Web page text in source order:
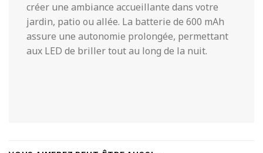
créer une ambiance accueillante dans votre
jardin, patio ou allée. La batterie de 600 mAh
assure une autonomie prolongée, permettant
aux LED de briller tout au long de la nuit.